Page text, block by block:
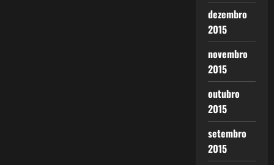
dezembro
2015
novembro
2015
outubro
2015
setembro
2015